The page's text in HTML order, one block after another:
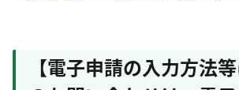
【電子申請の入力方法